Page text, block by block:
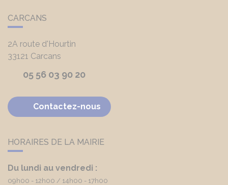
CARCANS
2A route d'Hourtin
33121 Carcans
05 56 03 90 20
Contactez-nous
HORAIRES DE LA MAIRIE
Du lundi au vendredi :
09h00 - 12h00 14h00 - 17h00